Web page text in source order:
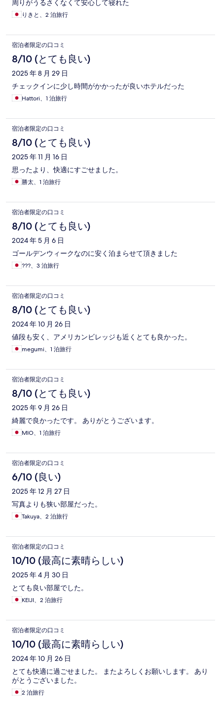
周りがうるさくなくて安心して寝れた
りきと、2 泊旅行
宿泊者限定の口コミ
8/10 (とても良い)
2025 年 8 月 29 日
チェックインに少し時間がかかったが良いホテルだった
Hattori、1 泊旅行
宿泊者限定の口コミ
8/10 (とても良い)
2025 年 11 月 16 日
思ったより、快適にすごせました。
勝太、1 泊旅行
宿泊者限定の口コミ
8/10 (とても良い)
2024 年 5 月 6 日
ゴールデンウィークなのに安く泊まらせて頂きました
???、3 泊旅行
宿泊者限定の口コミ
8/10 (とても良い)
2024 年 10 月 26 日
値段も安く、アメリカンビレッジも近くとても良かった。
megumi、1 泊旅行
宿泊者限定の口コミ
8/10 (とても良い)
2025 年 9 月 26 日
綺麗で良かったです。 ありがとうございます。
MIO、1 泊旅行
宿泊者限定の口コミ
6/10 (良い)
2025 年 12 月 27 日
写真よりも狭い部屋だった。
Takuya、2 泊旅行
宿泊者限定の口コミ
10/10 (最高に素晴らしい)
2025 年 4 月 30 日
とても良い部屋でした。
KEIJI、2 泊旅行
宿泊者限定の口コミ
10/10 (最高に素晴らしい)
2024 年 10 月 26 日
とても快適に過ごせました。 またよろしくお願いします。 あり
がとうございました。
2 泊旅行